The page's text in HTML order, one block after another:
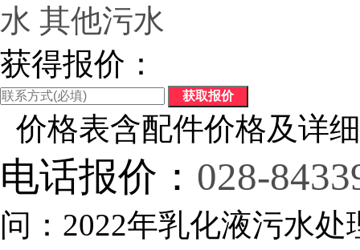
水 其他污水
获得报价：
价格表含配件价格及详
电话报价： 028-
问：2022年乳化液污水